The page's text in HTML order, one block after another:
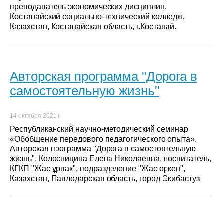
преподаватель экономических дисциплин,
Костанайский социально-технический колледж,
Казахстан, Костанайская область, г.Костанай.
Авторская программа "Дорога в
самостоятельную жизнь"
14 октября 2021 г.
Республиканский научно-методический семинар
«Обобщение передового педагогического опыта».
Авторская программа "Дорога в самостоятельную
жизнь". Колосницина Елена Николаевна, воспитатель,
КГКП "Жас ұрпак", подразделение "Жас өркен",
Казахстан, Павлодарская область, город Экибастуз